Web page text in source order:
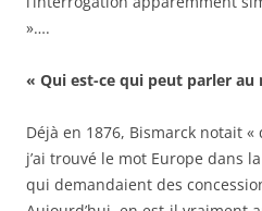
»….
« Qui est-ce qui peut parler au
Déjà en 1876, Bismarck notait
j’ai trouvé le mot Europe dans
qui demandaient des